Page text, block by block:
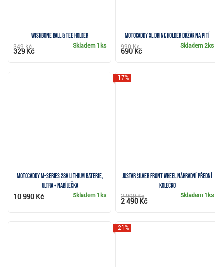
Wishbone Ball & Tee Holder
Skladem 1ks
349 Kč
329 Kč
Motocaddy XL Drink Holder držák na pití
Skladem2ks
990 Kč
690 Kč
Motocaddy M-Series 28V Lithium baterie,
ULTRA + nabíječka
Skladem 1ks
10 990 Kč
JuStar Silver Front Wheel náhradní přední
kolečko
-17%
Skladem 1ks
2 990 Kč
2 490 Kč
-21%